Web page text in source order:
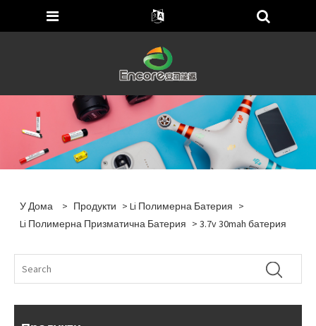
У Дома > Продукти >Li Полимерна Батерия >
Li Полимерна Призматична Батерия > 3.7v 30mah батерия